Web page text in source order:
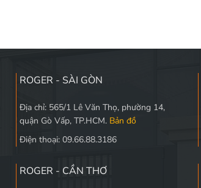
ROGER - SÀI GÒN
Địa chỉ: 565/1 Lê Văn Thọ, phường 14,
quận Gò Vấp, TP.HCM. Bản đồ
Điện thoại: 09.66.88.3186
ROGER - CẦN THƠ